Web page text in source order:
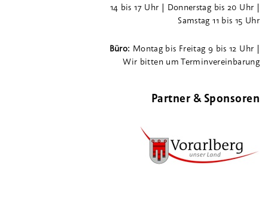
14 bis 17 Uhr | Donnerstag bis 20 Uhr |
Samstag 11 bis 15 Uhr
Büro: Montag bis Freitag 9 bis 12 Uhr |
Wir bitten um Terminvereinbarung
Partner & Sponsoren